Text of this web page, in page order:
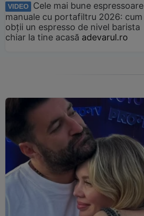
VIDEO
Cele mai bune espressoare
manuale cu portafiltru 2026: cum
obții un espresso de nivel barista
chiar la tine acasă adevarul.ro